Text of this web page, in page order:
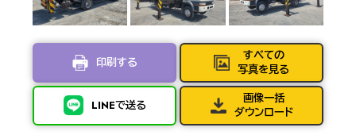
印刷する
LINEで送る
すべての
写真を見る
画像一括
ダウンロード